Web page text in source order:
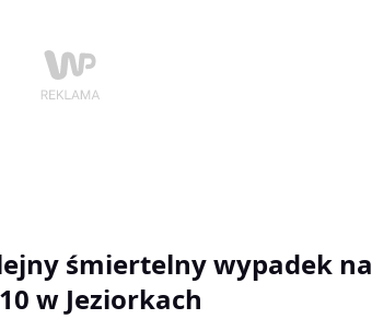
śmiertelny wypadek na
w Jeziorkach